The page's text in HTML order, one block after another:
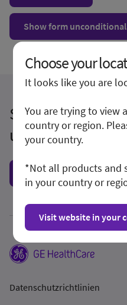
Show form
Sie haben Fragen
unverbindliches
Kontakt
Datenschutzrichtlinien
Choose your
It looks like you are
You are trying to view
country or region.
your country.
*Not all products and
in your country or
Visit website in your